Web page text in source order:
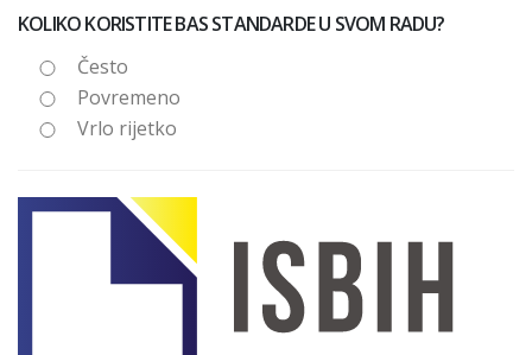
KOLIKO KORISTITE BAS STANDARDE U SVOM RADU?
Često
Povremeno
Vrlo rijetko